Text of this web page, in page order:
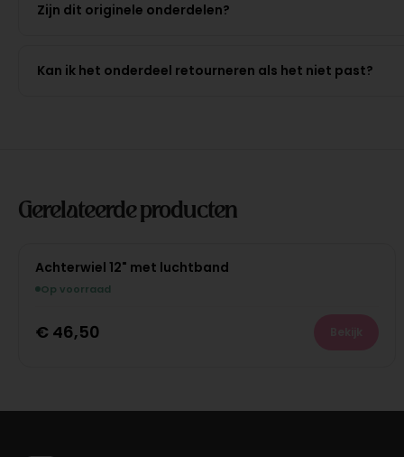
Zijn dit originele onderdelen?
Kan ik het onderdeel retourneren als het niet past?
Gerelateerde producten
Achterwiel 12" met luchtband
Op voorraad
€ 46,50